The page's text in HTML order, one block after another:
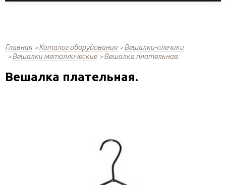
Главная Каталог оборудования
Вешалки-плечики
Вешалки металлические
Вешалка плательная.
Вешалка плательная.